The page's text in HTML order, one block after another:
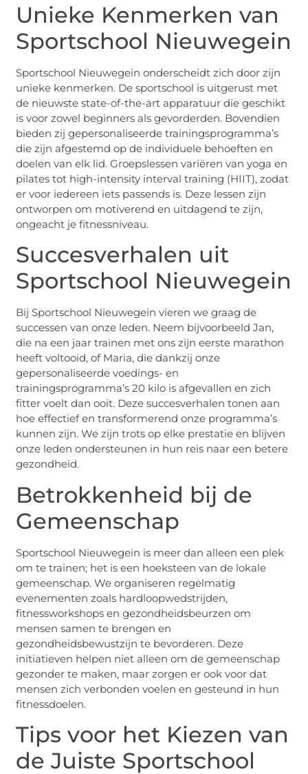
Unieke Kenmerken van
Sportschool Nieuwegein
Sportschool Nieuwegein onderscheidt zich door zijn
unieke kenmerken. De sportschool is uitgerust met
de nieuwste state-of-the-art apparatuur die geschikt
is voor zowel beginners als gevorderden. Bovendien
bieden zij gepersonaliseerde trainingsprogramma’s
die zijn afgestemd op de individuele behoeften en
doelen van elk lid. Groepslessen variëren van yoga en
pilates tot high-intensity interval training (HIIT), zodat
er voor iedereen iets passends is. Deze lessen zijn
ontworpen om motiverend en uitdagend te zijn,
ongeacht je fitnessniveau.
Succesverhalen uit
Sportschool Nieuwegein
Bij Sportschool Nieuwegein vieren we graag de
successen van onze leden. Neem bijvoorbeeld Jan,
die na een jaar trainen met ons zijn eerste marathon
heeft voltooid, of Maria, die dankzij onze
gepersonaliseerde voedings- en
trainingsprogramma’s 20 kilo is afgevallen en zich
fitter voelt dan ooit. Deze succesverhalen tonen aan
hoe effectief en transformerend onze programma’s
kunnen zijn. We zijn trots op elke prestatie en blijven
onze leden ondersteunen in hun reis naar een betere
gezondheid.
Betrokkenheid bij de
Gemeenschap
Sportschool Nieuwegein is meer dan alleen een plek
om te trainen; het is een hoeksteen van de lokale
gemeenschap. We organiseren regelmatig
evenementen zoals hardloopwedstrijden,
fitnessworkshops en gezondheidsbeurzen om
mensen samen te brengen en
gezondheidsbewustzijn te bevorderen. Deze
initiatieven helpen niet alleen om de gemeenschap
gezonder te maken, maar zorgen er ook voor dat
mensen zich verbonden voelen en gesteund in hun
fitnessdoelen.
Tips voor het Kiezen van
de Juiste Sportschool